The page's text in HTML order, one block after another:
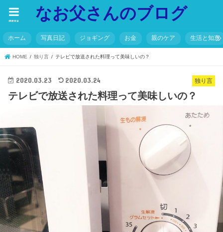
なお父さんのブログ
menu
ホーム 写真日記 ジョギング お金 親のケア 生活と知恵
HOME 独り言 テレビで放送された料理って美味しいの？
独り言
2020.03.23 2020.03.24
テレビで放送された料理って美味しいの？